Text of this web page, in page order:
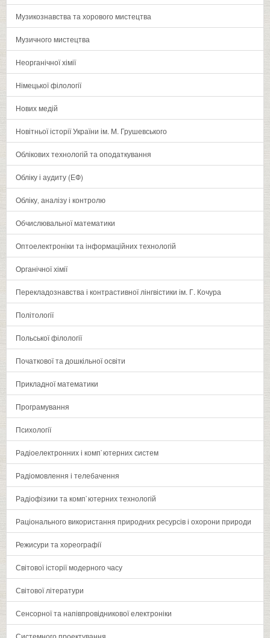
Музикознавства та хорового мистецтва
Музичного мистецтва
Неорганічної хімії
Німецької філології
Нових медій
Новітньої історії України ім. М. Грушевського
Облікових технологій та оподаткування
Обліку і аудиту (ЕФ)
Обліку‚ аналізу і контролю
Обчислювальної математики
Оптоелектроніки та інформаційних технологій
Органічної хімії
Перекладознавства і контрастивної лінгвістики ім. Г. Кочура
Політології
Польської філології
Початкової та дошкільної освіти
Прикладної математики
Програмування
Психології
Радіоелектронних і комп`ютерних систем
Радіомовлення і телебачення
Радіофізики та комп`ютерних технологій
Раціонального використання природних ресурсів і охорони природи
Режисури та хореографії
Світової історії модерного часу
Світової літератури
Сенсорної та напівпровідникової електроніки
Системного проектування